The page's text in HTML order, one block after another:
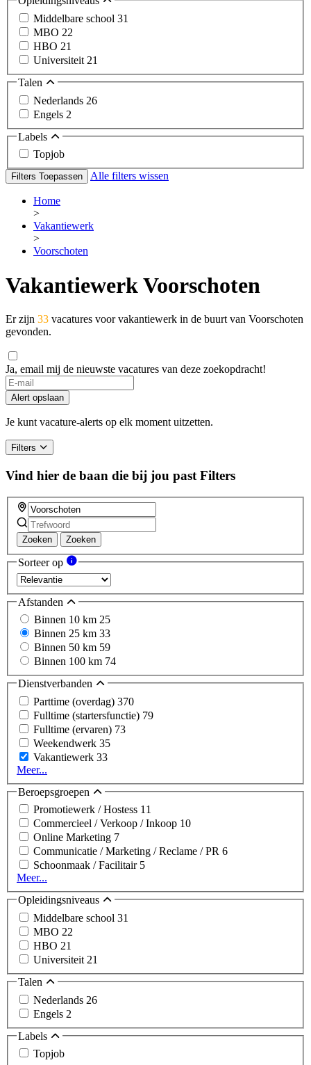
Middelbare school 31
MBO 22
HBO 21
Universiteit 21
Talen
Nederlands 26
Engels 2
Labels
Topjob
Filters Toepassen Alle filters wissen
Home
>
Vakantiewerk
>
Voorschoten
Vakantiewerk Voorschoten
Er zijn 33 vacatures voor vakantiewerk in de buurt van Voorschoten
gevonden.
Ja, email mij de nieuwste vacatures van deze zoekopdracht!
Alert opslaan
Je kunt vacature-alerts op elk moment uitzetten.
Filters
Vind hier de baan die bij jou past Filters
Zoeken Zoeken
Sorteer op
Afstanden
Binnen 10 km 25
Binnen 25 km 33
Binnen 50 km 59
Binnen 100 km 74
Dienstverbanden
Parttime (overdag) 370
Fulltime (startersfunctie) 79
Fulltime (ervaren) 73
Weekendwerk 35
Vakantiewerk 33
Meer...
Beroepsgroepen
Promotiewerk / Hostess 11
Commercieel / Verkoop / Inkoop 10
Online Marketing 7
Communicatie / Marketing / Reclame / PR 6
Schoonmaak / Facilitair 5
Meer...
Opleidingsniveaus
Middelbare school 31
MBO 22
HBO 21
Universiteit 21
Talen
Nederlands 26
Engels 2
Labels
Topjob